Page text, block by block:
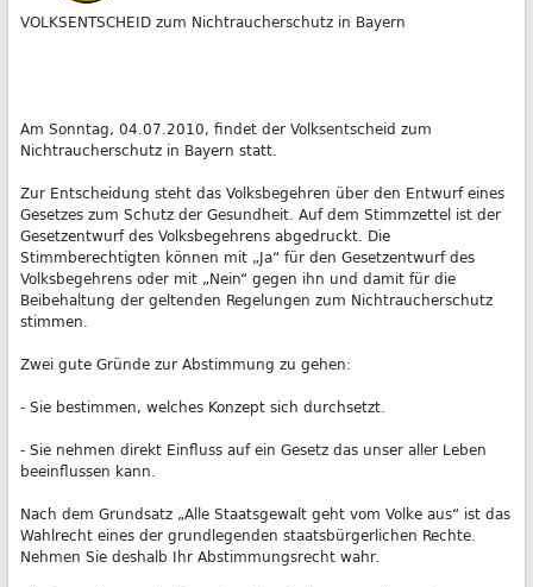
VOLKSENTSCHEID zum Nichtraucherschutz in Bayern
Am Sonntag, 04.07.2010, findet der Volksentscheid zum
Nichtraucherschutz in Bayern statt.
Zur Entscheidung steht das Volksbegehren über den Entwurf eines
Gesetzes zum Schutz der Gesundheit. Auf dem Stimmzettel ist der
Gesetzentwurf des Volksbegehrens abgedruckt. Die
Stimmberechtigten können mit „Ja“ für den Gesetzentwurf des
Volksbegehrens oder mit „Nein“ gegen ihn und damit für die
Beibehaltung der geltenden Regelungen zum Nichtraucherschutz
stimmen.
Zwei gute Gründe zur Abstimmung zu gehen:
- Sie bestimmen, welches Konzept sich durchsetzt.
- Sie nehmen direkt Einfluss auf ein Gesetz das unser aller Leben
beeinflussen kann.
Nach dem Grundsatz „Alle Staatsgewalt geht vom Volke aus“ ist das
Wahlrecht eines der grundlegenden staatsbürgerlichen Rechte.
Nehmen Sie deshalb Ihr Abstimmungsrecht wahr.